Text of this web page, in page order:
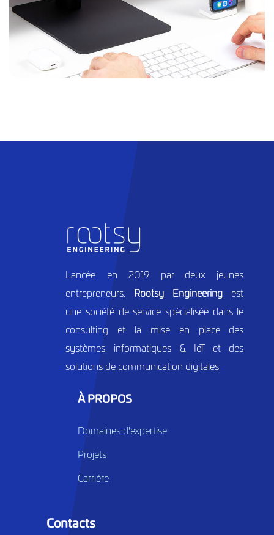
Lancée en 2019 par deux jeunes
entrepreneurs, Rootsy Engineering est
une société de service spécialisée dans le
consulting et la mise en place des
systèmes informatiques & IoT et des
solutions de communication digitales
À PROPOS
Domaines d'expertise
Projets
Carrière
Contacts